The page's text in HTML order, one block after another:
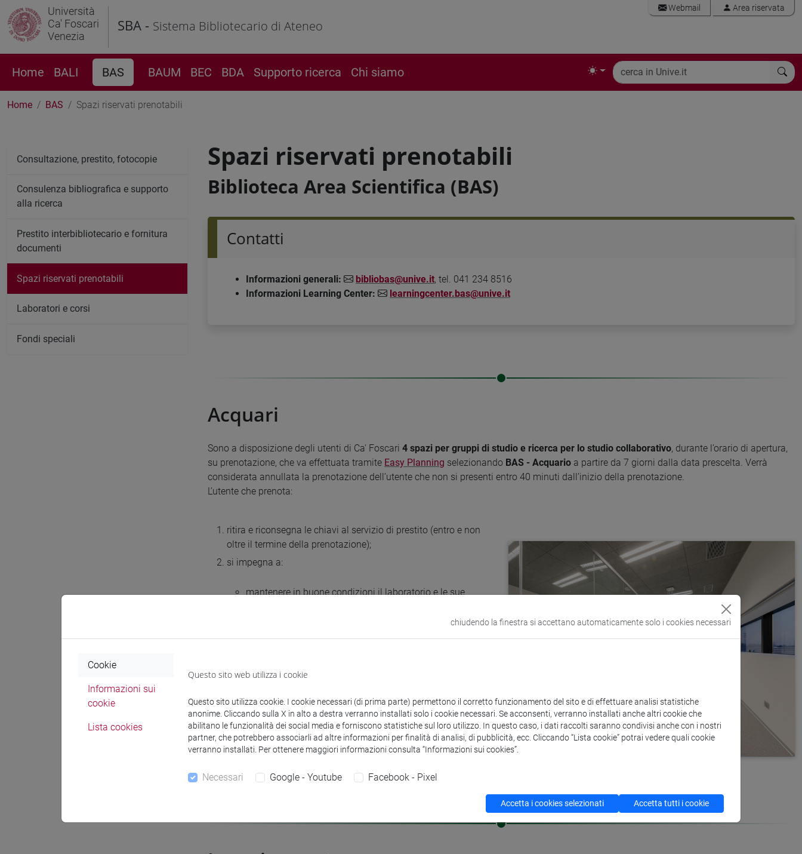
Università
Ca' Foscari
Venezia
SBA - Sistema Bibliotecario di Ateneo
Webmail Area riservata
Home BALI BAS BAUM BEC BDA Supporto ricerca Chi siamo
Home BAS Spazi riservati prenotabili
Spazi riservati prenotabili
Biblioteca Area Scientifica (BAS)
Contatti
Informazioni generali: bibliobas@unive.it, tel. 041 234 8516
Informazioni Learning Center:
learningcenter.bas@unive.it
Acquari
Sono a disposizione degli utenti di Ca' Foscari 4 spazi per gruppi di studio e ricerca per lo studio collaborativo, durante l’orario di apertura,
su prenotazione, che va effettuata tramite Easy Planning selezionando BAS - Acquario a partire da 7 giorni dalla data prescelta. Verrà
considerata annullata la prenotazione dell’utente che non si presenti entro 40 minuti dall’inizio della prenotazione.
L’utente che prenota:
ritira e riconsegna le chiavi al servizio di prestito (entro e non
oltre il termine della prenotazione);
si impegna a:
mantenere in buone condizioni il laboratorio e le sue
che utilizzeranno la sala: le informazioni in questo campo
vengano effettuate doppie prenotazioni. Non è consentito
utilizzare gli Acquari se si ha una prenotazione in corso per
le sale di lettura.
Consultazione, prestito, fotocopie
Consulenza bibliografica e supporto
alla ricerca
Prestito interbibliotecario e fornitura
documenti
Spazi riservati prenotabili
Laboratori e corsi
Fondi speciali
chiudendo la finestra si accettano automaticamente solo i cookies necessari
Cookie
Informazioni sui
cookie
Lista cookies
Questo sito web utilizza i cookie
Questo sito utilizza cookie. I cookie necessari (di prima parte) permettono il corretto funzionamento del sito e di effettuare analisi statistiche
anonime. Cliccando sulla X in alto a destra verranno installati solo i cookie necessari. Se acconsenti, verranno installati anche altri cookie che
abilitano le funzionalità dei social media e forniscono statistiche sul loro utilizzo. In questo caso, i dati raccolti saranno condivisi anche con i nostri
partner, che potrebbero associarli ad altre informazioni per finalità di analisi, di pubblicità, ecc. Cliccando “Lista cookie” potrai vedere quali cookie
verranno installati. Per ottenere maggiori informazioni consulta “Informazioni sui cookies”.
Necessari Google - Youtube Facebook - Pixel
Accetta i cookies selezionati Accetta tutti i cookie